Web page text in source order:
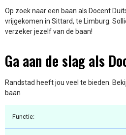
Op zoek naar een baan als Docent
vrijgekomen in Sittard, te Limburg.
verzeker jezelf van de baan!
Ga aan de slag als
Randstad heeft jou veel te bieden.
baan
Functie: